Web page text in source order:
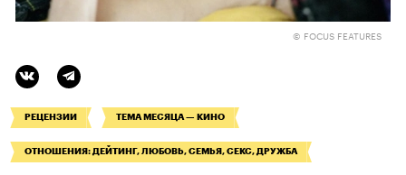
© FOCUS FEATURES
РЕЦЕНЗИИ ТЕМА МЕСЯЦА — КИНО
ОТНОШЕНИЯ: ДЕЙТИНГ, ЛЮБОВЬ, СЕМЬЯ, СЕКС, ДРУЖБА